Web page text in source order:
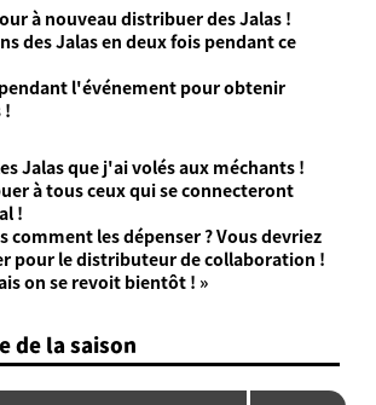
Language
à nouveau distribuer des Jalas !
des Jalas en deux fois pendant ce
l'événement pour obtenir
!
Jalas que j'ai volés aux méchants !
à tous ceux qui se connecteront
!
comment les dépenser ? Vous devriez
pour le distributeur de collaboration !
on se revoit bientôt ! »
de la saison